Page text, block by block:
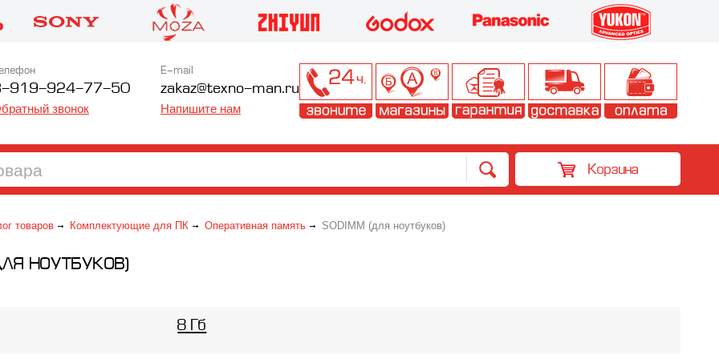
919-924-77-50
звонок
E-mail
zakaz@texno-man.ru
Напишите нам
Корзина
товаров Комплектующие для ПК Оперативная память SODIMM (для ноутбуков)
НОУТБУКОВ)
8 Гб